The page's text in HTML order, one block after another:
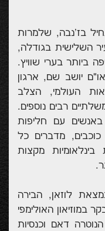
בז'נבה, שלמרות
השלישית בגודלה,
ביותר בערי שוויץ.
יושב שם, ארגון
העולמי, הצלב
רבים נוספים.
עם חליפות
מדברים כל
מקצות
לוזאן, הבירה
במוזיאון האולימפי
דאם וכנסיות